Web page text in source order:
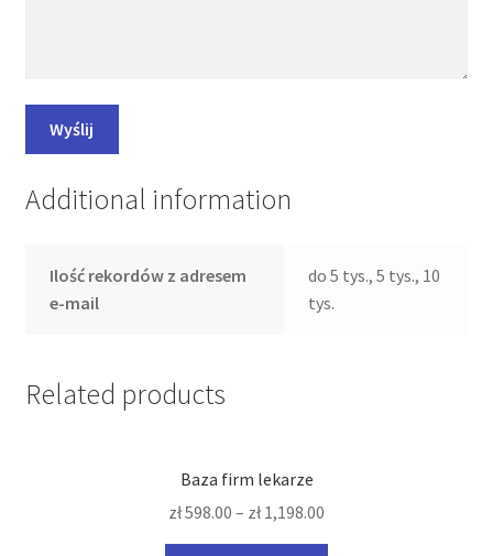
Additional information
Ilość rekordów z adresem
e-mail
do 5 tys., 5 tys., 10
tys.
Related products
Baza firm lekarze
zł598.00 – zł1,198.00